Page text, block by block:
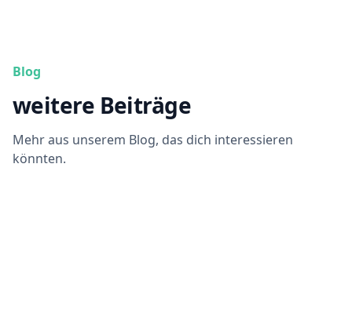
Blog
weitere Beiträge
Mehr aus unserem Blog, das dich interessieren
könnten.